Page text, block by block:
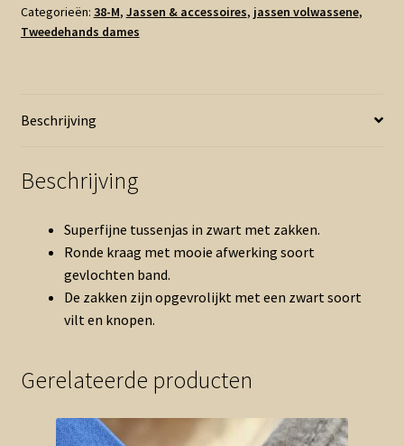
tussenjas
zwart
Categorieën: 38-M, Jassen & accessoires, jassen volwassene,
Tweedehands dames
Beschrijving
Beschrijving
Superfijne tussenjas in zwart met zakken.
Ronde kraag met mooie afwerking soort
gevlochten band.
De zakken zijn opgevrolijkt met een zwart soort
vilt en knopen.
Gerelateerde producten